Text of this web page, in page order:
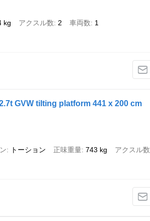
kg アクスル数 2 車両数 1
GVW tilting platform 441 x 200 cm
トーション 正味重量 743 kg アクスル数